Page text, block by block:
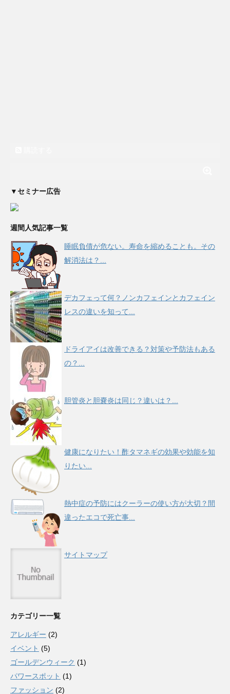
▼セミナー広告
週間人気記事一覧
睡眠負債が危ない。寿命を縮めることも。その
解消法は？...
デカフェって何？ノンカフェインとカフェイン
レスの違いを知って...
ドライアイは改善できる？対策や予防法もある
の？...
胆管炎と胆嚢炎は同じ？違いは？...
健康になりたい！酢タマネギの効果や効能を知
りたい...
熱中症の予防にはクーラーの使い方が大切？間
違ったエコで死亡事...
サイトマップ
カテゴリー一覧
アレルギー (2)
イベント (5)
ゴールデンウィーク (1)
パワースポット (1)
ファッション (2)